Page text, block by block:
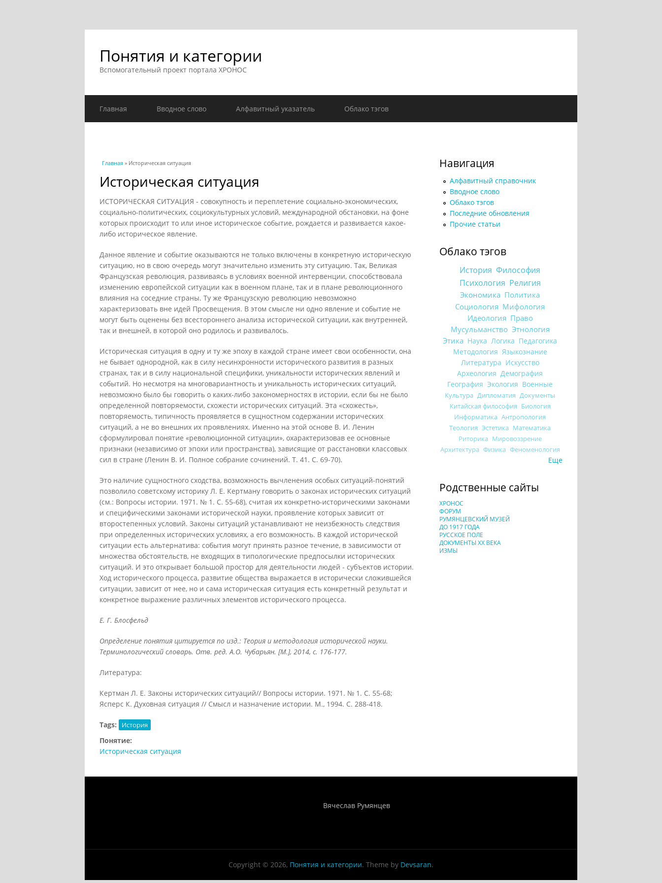
Понятия и категории
Вспомогательный проект портала ХРОНОС
Главная Вводное слово Алфавитный указатель Облако тэгов
Вы здесь
Главная » Историческая ситуация
Историческая ситуация
ИСТОРИЧЕСКАЯ СИТУАЦИЯ - совокупность и переплетение социально-экономических,
социально-политических, социокультурных условий, международной обстановки, на фоне
которых происходит то или иное историческое событие, рождается и развивается какое-
либо историческое явление.
Данное явление и событие оказываются не только включены в конкретную историческую
ситуацию, но в свою очередь могут значительно изменить эту ситуацию. Так, Великая
Французская революция, развиваясь в условиях военной интервенции, способствовала
изменению европейской ситуации как в военном плане, так и в плане революционного
влияния на соседние страны. Ту же Французскую революцию невозможно
характеризовать вне идей Просвещения. В этом смысле ни одно явление и событие не
могут быть оценены без всестороннего анализа исторической ситуации, как внутренней,
так и внешней, в которой оно родилось и развивалось.
Историческая ситуация в одну и ту же эпоху в каждой стране имеет свои особенности, она
не бывает однородной, как в силу несинхронности исторического развития в разных
странах, так и в силу национальной специфики, уникальности исторических явлений и
событий. Но несмотря на многовариантность и уникальность исторических ситуаций,
невозможно было бы говорить о каких-либо закономерностях в истории, если бы не было
определенной повторяемости, схожести исторических ситуаций. Эта «схожесть»,
повторяемость, типичность проявляется в сущностном содержании исторических
ситуаций, а не во внешних их проявлениях. Именно на этой основе В. И. Ленин
сформулировал понятие «революционной ситуации», охарактеризовав ее основные
признаки (независимо от эпохи или пространства), зависящие от расстановки классовых
сил в стране (Ленин В. И. Полное собрание сочинений. Т. 41. С. 69-70).
Это наличие сущностного сходства, возможность вычленения особых ситуаций-понятий
позволило советскому историку Л. Е. Кертману говорить о законах исторических ситуаций
(см.: Вопросы истории. 1971. № 1. С. 55-68), считая их конкретно-историческими законами
и специфическими законами исторической науки, проявление которых зависит от
второстепенных условий. Законы ситуаций устанавливают не неизбежность следствия
при определенных исторических условиях, а его возможность. В каждой исторической
ситуации есть альтернатива: события могут принять разное течение, в зависимости от
множества обстоятельств, не входящих в типологические предпосылки исторических
ситуаций. И это открывает большой простор для деятельности людей - субъектов истории.
Ход исторического процесса, развитие общества выражается в исторически сложившейся
ситуации, зависит от нее, но и сама историческая ситуация есть конкретный результат и
конкретное выражение различных элементов исторического процесса.
Е. Г. Блосфельд
Определение понятия цитируется по изд.: Теория и методология исторической науки.
Терминологический словарь. Отв. ред. А.О. Чубарьян. [М.], 2014, с. 176-177.
Литература:
Кертман Л. Е. Законы исторических ситуаций// Вопросы истории. 1971. № 1. С. 55-68;
Ясперс К. Духовная ситуация // Смысл и назначение истории. М., 1994. С. 288-418.
Tags: История
Понятие:
Историческая ситуация
Навигация
Алфавитный справочник
Вводное слово
Облако тэгов
Последние обновления
Прочие статьи
Облако тэгов
История Философия
Психология Религия
Экономика Политика
Социология Мифология
Идеология Право
Мусульманство Этнология
Этика Наука Логика Педагогика
Методология Языкознание
Литература Искусство
Археология Демография
География Экология Военные
Культура Дипломатия Документы
Китайская философия Биология
Информатика Антропология
Теология Эстетика Математика
Риторика Мировоззрение
Архитектура Физика Феноменология
Еще
Родственные сайты
ХРОНОС
ФОРУМ
РУМЯНЦЕВСКИЙ МУЗЕЙ
ДО 1917 ГОДА
РУССКОЕ ПОЛЕ
ДОКУМЕНТЫ XX ВЕКА
ИЗМЫ
Вячеслав Румянцев
Copyright © 2026, Понятия и категории. Theme by Devsaran.